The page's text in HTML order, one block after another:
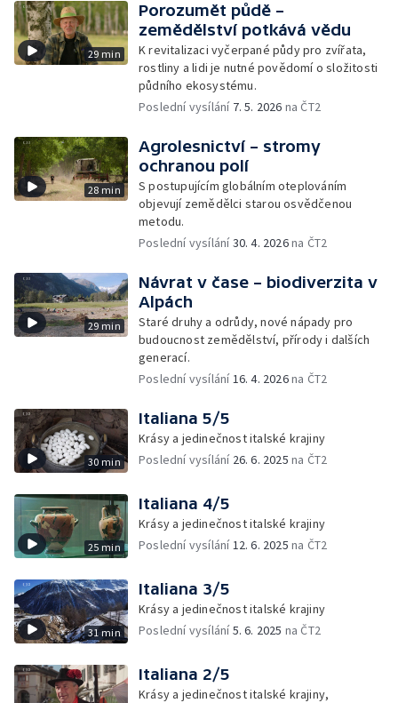
29 min
Porozumět půdě –
zemědělství potkává vědu
K revitalizaci vyčerpané půdy pro zvířata,
rostliny a lidi je nutné povědomí o složitosti
půdního ekosystému.
Poslední vysílání 7. 5. 2026 na ČT2
28 min
Agrolesnictví – stromy
ochranou polí
S postupujícím globálním oteplováním
objevují zemědělci starou osvědčenou
metodu.
Poslední vysílání30. 4. 2026na ČT2
29 min
Návrat v čase – biodiverzita v
Alpách
Staré druhy a odrůdy, nové nápady pro
budoucnost zemědělství, přírody i dalších
generací.
Poslední vysílání16. 4. 2026na ČT2
30 min
Italiana 5/5
Krásy a jedinečnost italské krajiny
Poslední vysílání 26. 6. 2025 na ČT2
25 min
Italiana 4/5
Krásy a jedinečnost italské krajiny
Poslední vysílání12. 6. 2025 na ČT2
31 min
Italiana 3/5
Krásy a jedinečnost italské krajiny
Poslední vysílání5. 6. 2025 na ČT2
Italiana 2/5
Krásy a jedinečnost italské krajiny,